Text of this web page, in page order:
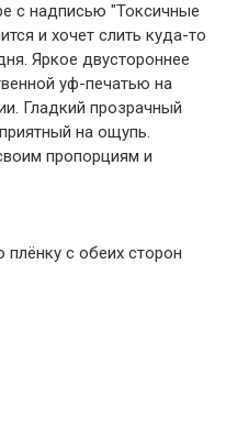
с надписью "Токсичные
и хочет слить куда-то
Яркое двустороннее
уф-печатью на
Гладкий прозрачный
на ощупь.
пропорциям и
с обеих сторон